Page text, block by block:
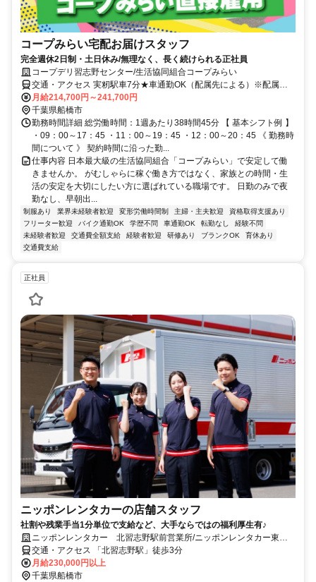
コープみらい宅配お届けスタッフ
完全週休2日制・土日休み/無理なく、長く続けられる正社員
コープデリ習志野センター/生活協同組合コープみらい
交通・アクセス 実籾駅車7分★車通勤OK（配属先による）※配属先
は、入職時期や各センターの人員状況を踏まえ、本人の希望を考慮し
た上で、募集場所を含む通勤可能な範囲のセンターから決定します。
月給214,700円～241,700円
千葉県船橋市
勤務時間詳細 総労働時間：1週あたり38時間45分 【 基本シフト例 】
・09：00～17：45 ・11：00～19：45 ・12：00～20：45 《 勤務時
間について 》 契約時間に沿った勤...
仕事内容 日本最大級の生活協同組合「コープみらい」で安定して働
きませんか。 がむしゃらに稼ぐ働き方ではなく、家族との時間・生
活の安定を大切にしたい方に選ばれている職場です。 日勤のみで夜
勤なし、早朝出...
制服あり 業界未経験者歓迎 変形労働時間制 主婦・主夫歓迎
資格取得支援あり
フリーター歓迎
バイク通勤OK 学歴不問 車通勤OK 転勤なし
経験不問
未経験者歓迎
交通費全額支給 経験者歓迎 研修あり ブランクOK
育休あり
交通費支給
正社員
ニッポンレンタカーの店舗スタッフ
社割や残業手当1分単位で支給など、大手ならではの福利厚生有♪
ニッポンレンタカー 北習志野駅前営業所/ニッポンレンタカー東関
東株式会社
交通・アクセス 「北習志野駅」徒歩3分
月給230,000円以上
千葉県船橋市